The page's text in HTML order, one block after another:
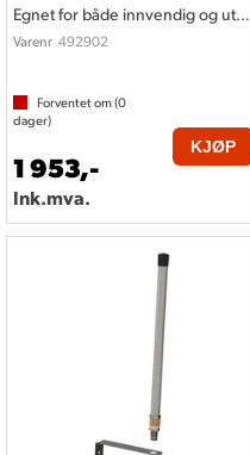
Egnet for både innvendig og utvendig
Varenr 492902
Forventet om (0
dager)
1 953,-
Ink.mva.
KJØP